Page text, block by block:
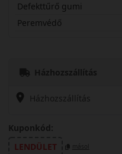
Defekttűrő gumi
Peremvédő
Házhozszállítás
Házhozszállítás
Kuponkód:
LENDÜLET
másol